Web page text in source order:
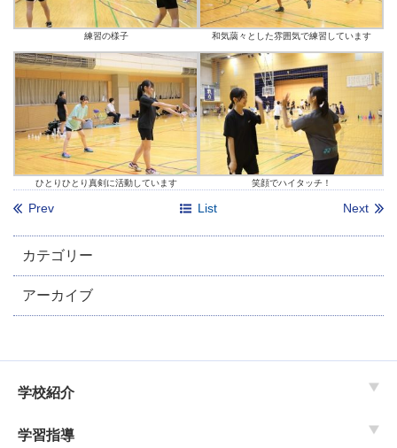
練習の様子 和気藹々とした雰囲気で練習しています
ひとりひとり真剣に活動しています 笑顔でハイタッチ！
Prev List Next
カテゴリー
アーカイブ
学校紹介
学習指導